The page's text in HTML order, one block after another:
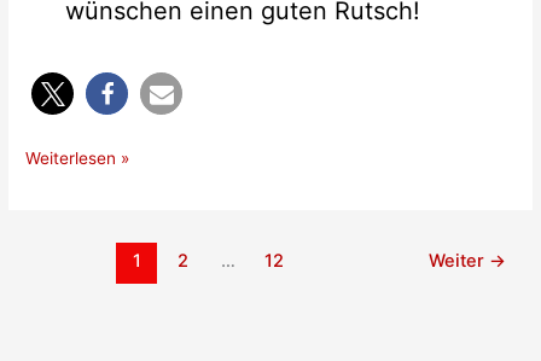
wünschen einen guten Rutsch!
Dinner
Weiterlesen »
1 2 … 12 Weiter →